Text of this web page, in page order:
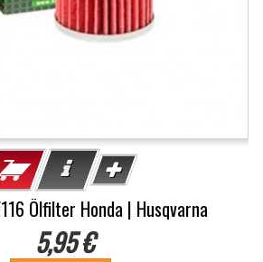
Ölfilter Honda | Husqvarna
5,95 €